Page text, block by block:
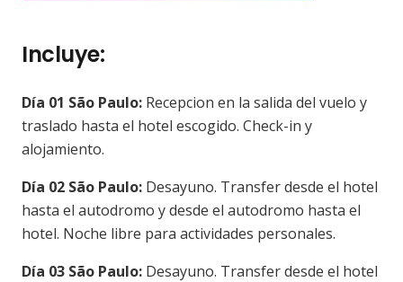
Incluye:
Día 01 São Paulo: Recepcion en la salida del vuelo y
traslado hasta el hotel escogido. Check-in y
alojamiento.
Día 02 São Paulo: Desayuno. Transfer desde el hotel
hasta el autodromo y desde el autodromo hasta el
hotel. Noche libre para actividades personales.
Día 03 São Paulo: Desayuno. Transfer desde el hotel